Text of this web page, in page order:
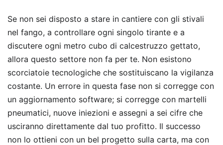
Se non sei disposto a stare in cantiere con gli stivali
nel fango, a controllare ogni singolo tirante e a
discutere ogni metro cubo di calcestruzzo gettato,
allora questo settore non fa per te. Non esistono
scorciatoie tecnologiche che sostituiscano la vigilanza
costante. Un errore in questa fase non si corregge con
un aggiornamento software; si corregge con martelli
pneumatici, nuove iniezioni e assegni a sei cifre che
usciranno direttamente dal tuo profitto. Il successo
non lo ottieni con un bel progetto sulla carta, ma con